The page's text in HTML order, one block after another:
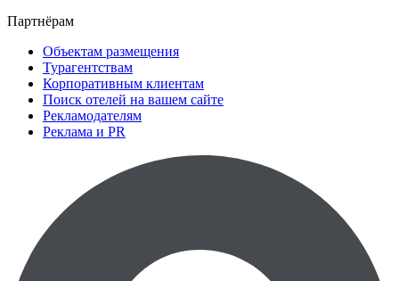
Партнёрам
Объектам размещения
Турагентствам
Корпоративным клиентам
Поиск отелей на вашем сайте
Рекламодателям
Реклама и PR